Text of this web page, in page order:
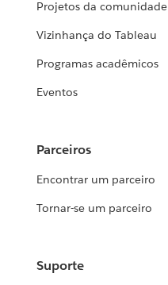
Projetos da comunidade
Vizinhança do Tableau
Programas acadêmicos
Eventos
Parceiros
Encontrar um parceiro
Tornar-se um parceiro
Suporte